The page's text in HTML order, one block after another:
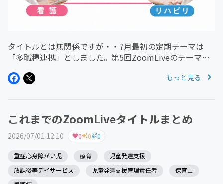
タイトルとは無関係ですが・・7月最初の定期テーマは
「多職種連携」としました。第5回ZoomLiveのテーマ
ついて切り込んでみたいと思っています。療育の基本は、
もっと見る
これまでのZoomLiveタイトルまとめ
2026/07/01 12:10 0 0 0
重症心身障がい児 療育
児童発達支援
放課後等デイサービス
児童発達支援管理責任者
保育士